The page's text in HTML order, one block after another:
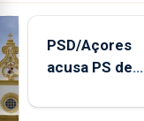
PSD/Açores
acusa PS de
contraditória"